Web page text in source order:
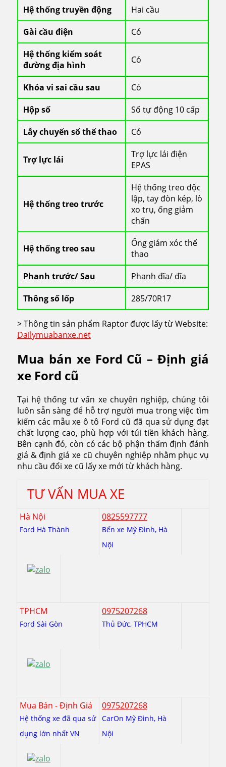
Hệ thống truyền động
Hai cầu
Gài cầu điện
Có
Hệ thống kiểm soát
đường địa hình
Có
Khóa vi sai cầu sau
Có
Hộp số
Số tự động 10 cấp
Lẫy chuyển số thể thao
Có
Trợ lực lái
Trợ lực lái điện
EPAS
Hệ thống treo trước
Hệ thống treo độc
lập, tay đòn kép, lò
xo trụ, ống giảm
chấn
Hệ thống treo sau
Ống giảm xóc thể
thao
Phanh trước/ Sau
Phanh đĩa/ đĩa
Thông số lốp
285/70R17
> Thông tin sản phẩm Raptor được lấy từ Website:
Dailymuabanxe.net
Mua bán xe Ford Cũ – Định giá
xe Ford cũ
Tại hệ thống tư vấn xe chuyên nghiệp, chúng tôi
luôn sẵn sàng để hỗ trợ người mua trong việc tìm
kiếm các mẫu xe ô tô Ford cũ đã qua sử dụng đạt
chất lượng cao, phù hợp với túi tiền khách hàng.
Bên cạnh đó, còn có các bộ phận thẩm định đánh
giá & định giá xe cũ chuyên nghiệp nhằm phục vụ
nhu cầu đổi xe cũ lấy xe mới từ khách hàng.
TƯ VẤN MUA XE
Hà Nội
Ford Hà Thành
0825597777
Bến xe Mỹ Đình, Hà
Nội
TPHCM
Ford Sài Gòn
0975207268
Thủ Đức, TPHCM
Mua Bán - Định Giá
Hệ thống xe đã qua sử
dụng lớn nhất VN
0975207268
CarOn Mỹ Đình, Hà
Nội